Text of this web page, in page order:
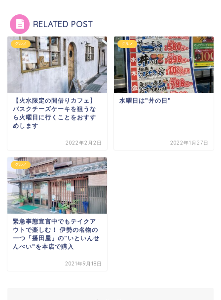
RELATED POST
グルメ
【火水限定の間借りカフェ】
バスクチーズケーキを狙うな
ら火曜日に行くことをおすす
めします
2022年2月2日
グルメ
水曜日は"丼の日"
2022年1月27日
グルメ
緊急事態宣言中でもテイクア
ウトで楽しむ！ 伊勢の名物の
一つ「播田屋」の"いといんせ
んべい"を本店で購入
2021年9月18日